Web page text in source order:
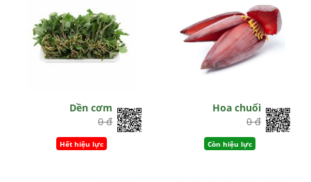
Dền cơm
0 đ
Hết hiệu lực
Hoa chuối
0 đ
Còn hiệu lực